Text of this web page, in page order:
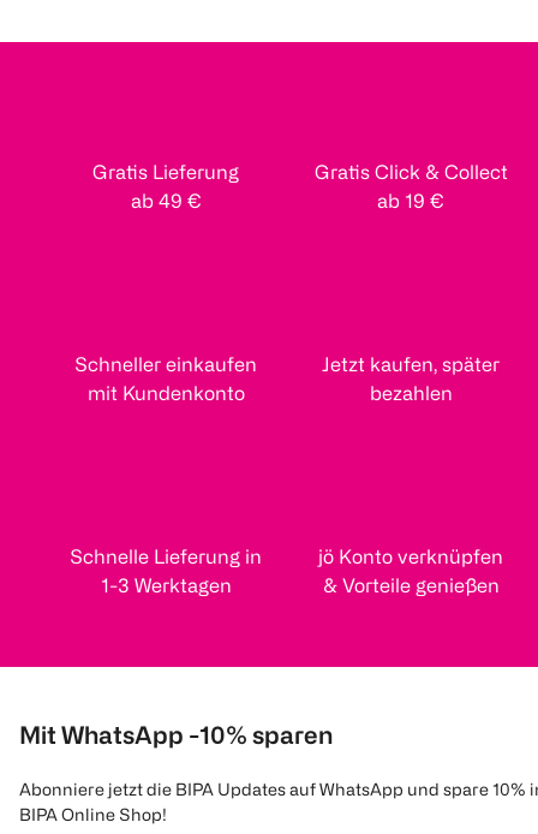
Gratis Lieferung
ab 49 €
Gratis Click & Collect
ab 19 €
Schneller einkaufen
mit Kundenkonto
Jetzt kaufen, später
bezahlen
Schnelle Lieferung in
1-3 Werktagen
jö Konto verknüpfen
& Vorteile genießen
Mit WhatsApp -10% sparen
Abonniere jetzt die BIPA Updates auf WhatsApp und spare 10%
BIPA Online Shop!